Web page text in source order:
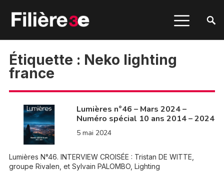
Étiquette : Neko lighting
france
Lumières n°46 – Mars 2024 –
Numéro spécial 10 ans 2014 – 2024
5 mai 2024
Lumières N°46. INTERVIEW CROISÉE : Tristan DE WITTE,
groupe Rivalen, et Sylvain PALOMBO, Lighting